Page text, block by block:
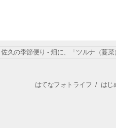
佐久の季節便り - 畑に、「ツルナ（蔓菜
はてなフォトライフ / はじ